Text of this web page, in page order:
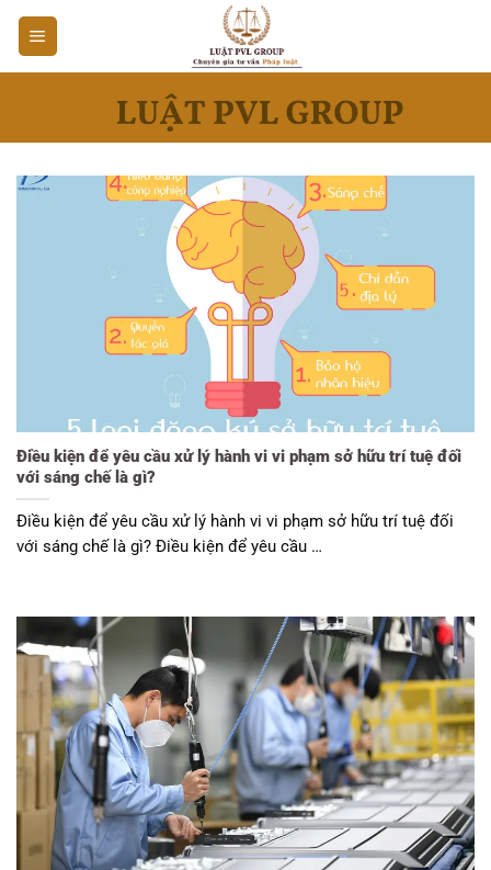
Bỏ
qua
nội
Điều kiện để yêu cầu xử lý hành vi vi phạm sở hữu trí tuệ đối
với sáng chế là gì?
Điều kiện để yêu cầu xử lý hành vi vi phạm sở hữu trí tuệ đối
với sáng chế là gì? Điều kiện để yêu cầu …